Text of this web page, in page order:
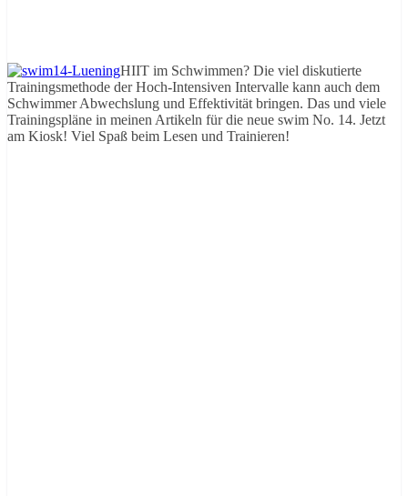
HIIT im Schwimmen? Die viel diskutierte
Trainingsmethode der Hoch-Intensiven Intervalle kann auch dem
Schwimmer Abwechslung und Effektivität bringen. Das und viele
Trainingspläne in meinen Artikeln für die neue swim No. 14. Jetzt
am Kiosk! Viel Spaß beim Lesen und Trainieren!